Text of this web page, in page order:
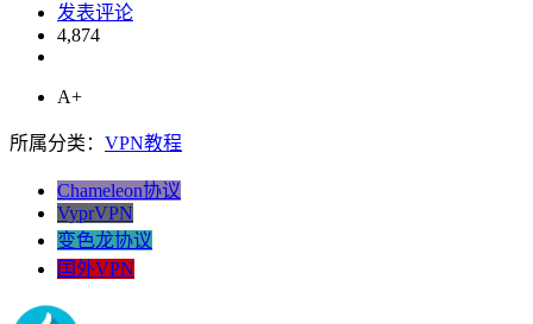
发表评论
4,874
A+
所属分类： VPN教程
Chameleon协议
VyprVPN
变色龙协议
国外VPN